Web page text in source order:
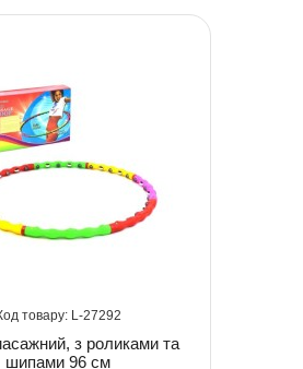
27292
з роликами та
шипами 96 см